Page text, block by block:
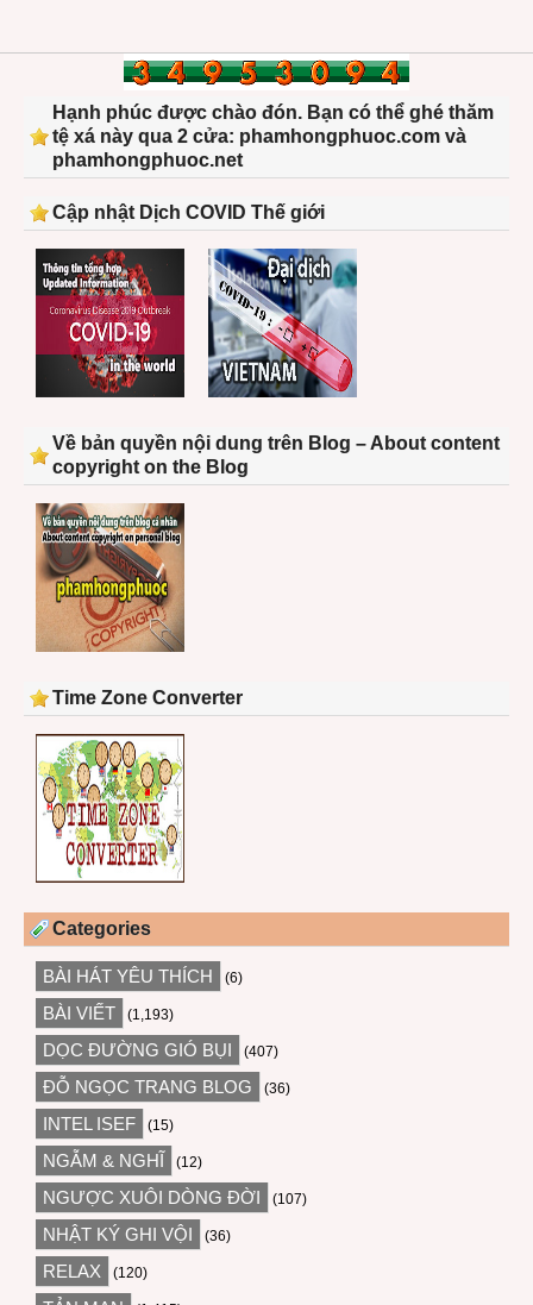
Hạnh phúc được chào đón. Bạn có thể ghé thăm
tệ xá này qua 2 cửa: phamhongphuoc.com và
phamhongphuoc.net
Cập nhật Dịch COVID Thế giới
Về bản quyền nội dung trên Blog – About content
copyright on the Blog
Time Zone Converter
Categories
BÀI HÁT YÊU THÍCH (6)
BÀI VIẾT (1,193)
DỌC ĐƯỜNG GIÓ BỤI (407)
ĐỖ NGỌC TRANG BLOG (36)
INTEL ISEF (15)
NGẪM & NGHĨ (12)
NGƯỢC XUÔI DÒNG ĐỜI (107)
NHẬT KÝ GHI VỘI (36)
RELAX (120)